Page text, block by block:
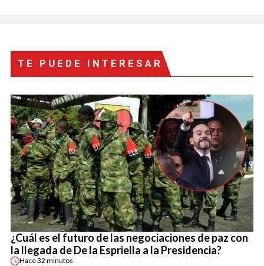
TE PUEDE INTERESAR
¿Cuál es el futuro de las negociaciones de paz con
la llegada de De la Espriella a la Presidencia?
Hace32 minutos